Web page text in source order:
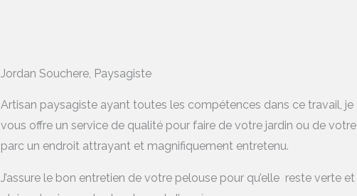
Jordan Souchere, Paysagiste
Artisan paysagiste ayant toutes les compétences dans ce travail, je
vous offre un service de qualité pour faire de votre jardin ou de votre
parc un endroit attrayant et magnifiquement entretenu.
J’assure le bon entretien de votre pelouse pour qu’elle reste verte et